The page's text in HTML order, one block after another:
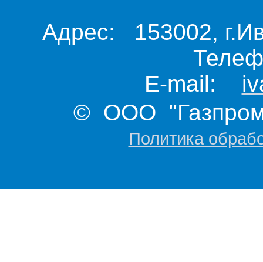
Адрес: 153002,
E-mail:
© ООО "Газпром
Политика